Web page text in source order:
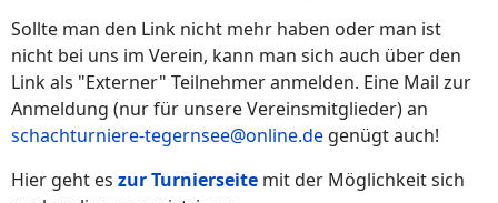
Sollte man den Link nicht mehr haben oder man ist
nicht bei uns im Verein, kann man sich auch über den
Link als "Externer" Teilnehmer anmelden. Eine Mail zur
Anmeldung (nur für unsere Vereinsmitglieder) an
schachturniere-tegernsee@online.de genügt auch!
Hier geht es zur Turnierseite mit der Möglichkeit sich